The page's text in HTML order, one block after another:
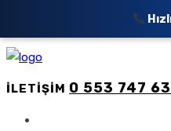
İLETIŞIM 0 553 747